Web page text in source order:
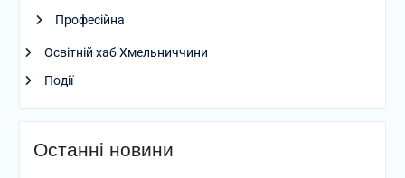
Професійна
Освітній хаб Хмельниччини
Події
Останні новини